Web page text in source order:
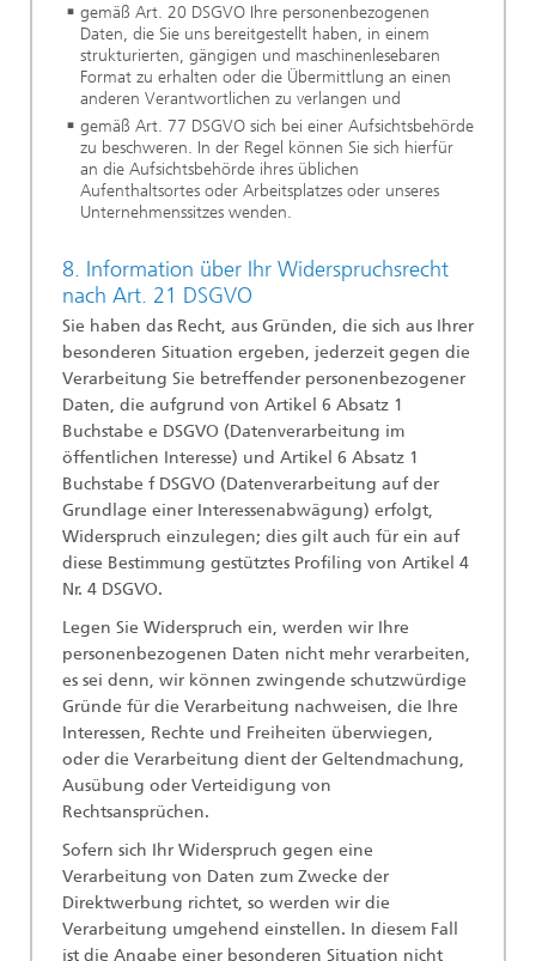
gemäß Art. 20 DSGVO Ihre personenbezogenen
Daten, die Sie uns bereitgestellt haben, in einem
strukturierten, gängigen und maschinenlesebaren
Format zu erhalten oder die Übermittlung an einen
anderen Verantwortlichen zu verlangen und
gemäß Art. 77 DSGVO sich bei einer Aufsichtsbehörde
zu beschweren. In der Regel können Sie sich hierfür
an die Aufsichtsbehörde ihres üblichen
Aufenthaltsortes oder Arbeitsplatzes oder unseres
Unternehmenssitzes wenden.
8. Information über Ihr Widerspruchsrecht
nach Art. 21 DSGVO
Sie haben das Recht, aus Gründen, die sich aus Ihrer
besonderen Situation ergeben, jederzeit gegen die
Verarbeitung Sie betreffender personenbezogener
Daten, die aufgrund von Artikel 6 Absatz 1
Buchstabe e DSGVO (Datenverarbeitung im
öffentlichen Interesse) und Artikel 6 Absatz 1
Buchstabe f DSGVO (Datenverarbeitung auf der
Grundlage einer Interessenabwägung) erfolgt,
Widerspruch einzulegen; dies gilt auch für ein auf
diese Bestimmung gestütztes Profiling von Artikel 4
Nr. 4 DSGVO.
Legen Sie Widerspruch ein, werden wir Ihre
personenbezogenen Daten nicht mehr verarbeiten,
es sei denn, wir können zwingende schutzwürdige
Gründe für die Verarbeitung nachweisen, die Ihre
Interessen, Rechte und Freiheiten überwiegen,
oder die Verarbeitung dient der Geltendmachung,
Ausübung oder Verteidigung von
Rechtsansprüchen.
Sofern sich Ihr Widerspruch gegen eine
Verarbeitung von Daten zum Zwecke der
Direktwerbung richtet, so werden wir die
Verarbeitung umgehend einstellen. In diesem Fall
ist die Angabe einer besonderen Situation nicht